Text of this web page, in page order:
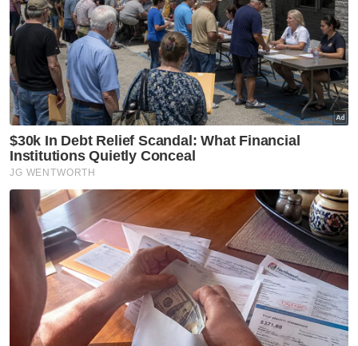
iaitu daripada kewangan dan insurans ke
teknologi mudah alih serta gaya hidup harian,
sooka berhasrat untuk menawarkan nilai
lebih tinggi kepada pengguna melalui
ganjaran eksklusif, tawaran menyeluruh,
selain titik akses lagi pintar.
Dengan teknologi yang bertambah baik,
harga berpatutan dan sokongan daripada
jenama-jenama terkenal, sooka semakin
kukuh sebagai platform hiburan tempatan
yang dibina khas untuk rakyat Malaysia.
Artikel Berkaitan:
PM bertemu peneraju industri Itali
DNeX, POWERCHINA jalin kerjasama strategik
bangunkan tenaga boleh diperbaharui